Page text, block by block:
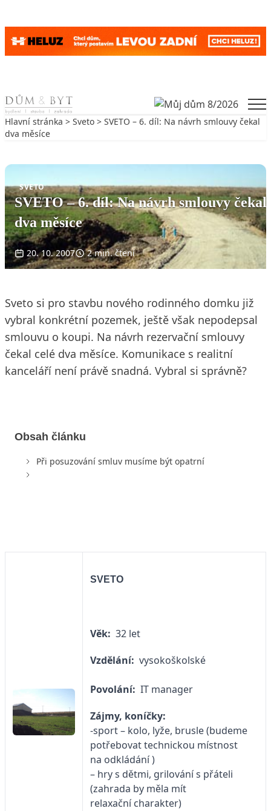
Skip to content
Hlavní stránka > Sveto > SVETO – 6. díl: Na návrh smlouvy čekal
dva měsíce
SVETO
SVETO – 6. díl: Na návrh smlouvy čekal
dva měsíce
20. 10. 2007 2 min. čtení
Sveto si pro stavbu nového rodinného domku již
vybral konkrétní pozemek, ještě však nepodepsal
smlouvu o koupi. Na návrh rezervační smlouvy
čekal celé dva měsíce. Komunikace s realitní
kanceláří není právě snadná. Vybral si správně?
Obsah článku
Při posuzování smluv musíme být opatrní
SVETO
Věk: 32 let
Vzdělání: vysokoškolské
Povolání: IT manager
Zájmy, koníčky:
-sport – kolo, lyže, brusle (budeme
potřebovat technickou místnost
na odkládání )
– hry s dětmi, grilování s přáteli
(zahrada by měla mít
relaxační charakter)